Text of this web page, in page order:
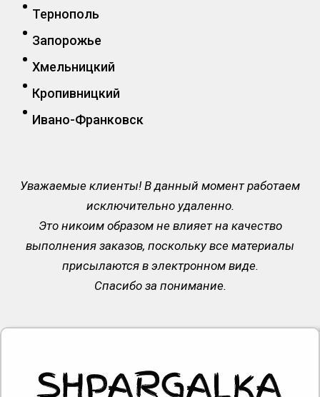
Тернополь
Запорожье
Хмельницкий
Кропивницкий
Ивано-Франковск
Уважаемые клиенты! В данный момент работаем
исключительно удаленно.
Это никоим образом не влияет на качество
выполнения заказов, поскольку все материалы
присылаются в электронном виде.
Спасибо за понимание.